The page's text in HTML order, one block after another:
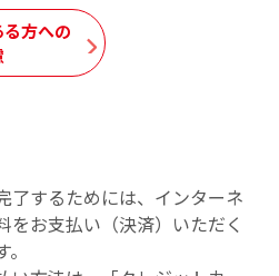
方への
了するためには、インターネ
をお支払い（決済）いただく